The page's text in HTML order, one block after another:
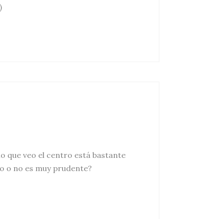
que veo el centro está bastante
o no es muy prudente?